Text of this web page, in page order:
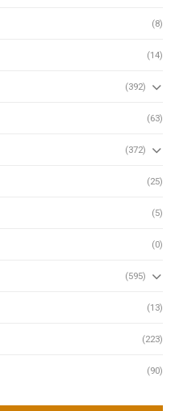
(8)
(14)
(392)
(63)
(372)
(25)
(5)
(0)
(595)
(13)
(223)
(90)